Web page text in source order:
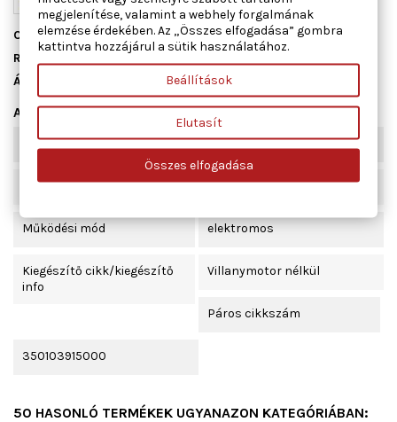
Cikkszám 350103916000
Raktáron
Állapot
Adatlap
Beépítési oldal jobb első
Ajtók száma 3
Működési mód elektromos
Kiegészítő cikk/kiegészítő
info
Villanymotor nélkül
Páros cikkszám
350103915000
50 HASONLÓ TERMÉKEK UGYANAZON KATEGÓRIÁBAN:
megjelenítése, valamint a webhely forgalmának
elemzése érdekében. Az „Összes elfogadása” gombra
kattintva hozzájárul a sütik használatához.
Beállítások
Elutasít
Összes elfogadása